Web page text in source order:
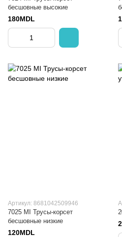
бесшовные высокие
180MDL
Артикул: 8681042509946
7025 MI Трусы-корсет
бесшовные низкие
120MDL